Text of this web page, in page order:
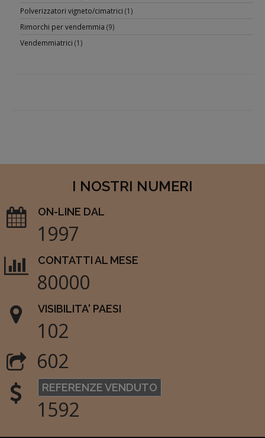
Polverizzatori vigneto/cimatrici (1)
Rimorchi per vendemmia (9)
Vendemmiatrici (1)
I NOSTRI NUMERI
ON-LINE DAL
1997
CONTATTI AL MESE
80000
VISIBILITA' PAESI
102
602
REFERENZE VENDUTO
1592